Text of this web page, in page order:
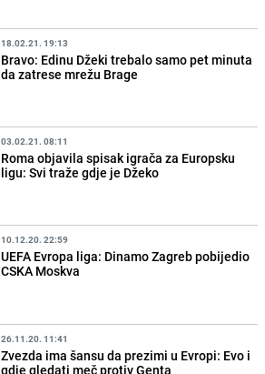
18.02.21. 19:13
Bravo: Edinu Džeki trebalo samo pet minuta
da zatrese mrežu Brage
03.02.21. 08:11
Roma objavila spisak igrača za Europsku
ligu: Svi traže gdje je Džeko
10.12.20. 22:59
UEFA Evropa liga: Dinamo Zagreb pobijedio
CSKA Moskva
26.11.20. 11:41
Zvezda ima šansu da prezimi u Evropi: Evo i
gdje gledati meč protiv Genta